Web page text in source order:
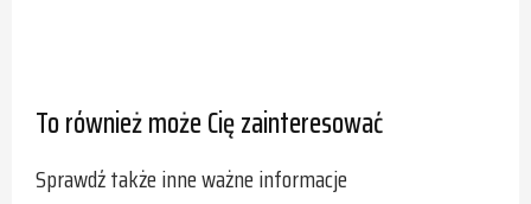
To również może Cię zainteresować
Sprawdź także inne ważne informacje